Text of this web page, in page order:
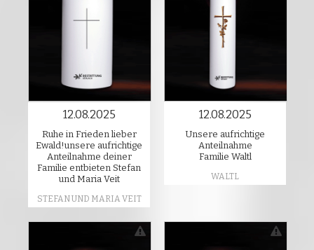
12.08.2025
Ruhe in Frieden lieber
Ewald!unsere aufrichtige
Anteilnahme deiner
Familie entbieten Stefan
und Maria Veit
STEFAN UND MARIA VEIT
12.08.2025
Unsere aufrichtige
Anteilnahme
Familie Waltl
WALTL